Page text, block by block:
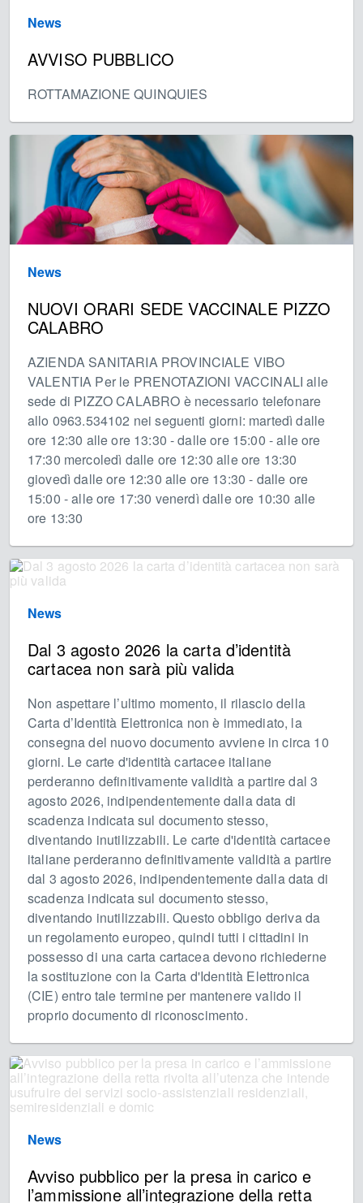
News
AVVISO PUBBLICO
ROTTAMAZIONE QUINQUIES
News
NUOVI ORARI SEDE VACCINALE PIZZO
CALABRO
AZIENDA SANITARIA PROVINCIALE VIBO
VALENTIA Per le PRENOTAZIONI VACCINALI alle
sede di PIZZO CALABRO è necessario telefonare
allo 0963.534102 nei seguenti giorni: martedì dalle
ore 12:30 alle ore 13:30 - dalle ore 15:00 - alle ore
17:30 mercoledì dalle ore 12:30 alle ore 13:30
giovedì dalle ore 12:30 alle ore 13:30 - dalle ore
15:00 - alle ore 17:30 venerdì dalle ore 10:30 alle
ore 13:30
News
Dal 3 agosto 2026 la carta d’identità
cartacea non sarà più valida
Non aspettare l’ultimo momento, il rilascio della
Carta d’Identità Elettronica non è immediato, la
consegna del nuovo documento avviene in circa 10
giorni. Le carte d'identità cartacee italiane
perderanno definitivamente validità a partire dal 3
agosto 2026, indipendentemente dalla data di
scadenza indicata sul documento stesso,
diventando inutilizzabili. Le carte d'identità cartacee
italiane perderanno definitivamente validità a partire
dal 3 agosto 2026, indipendentemente dalla data di
scadenza indicata sul documento stesso,
diventando inutilizzabili. Questo obbligo deriva da
un regolamento europeo, quindi tutti i cittadini in
possesso di una carta cartacea devono richiederne
la sostituzione con la Carta d'Identità Elettronica
(CIE) entro tale termine per mantenere valido il
proprio documento di riconoscimento.
News
Avviso pubblico per la presa in carico e
l’ammissione all’integrazione della retta